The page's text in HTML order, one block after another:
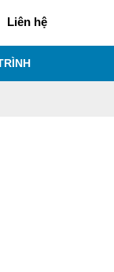
Liên hệ